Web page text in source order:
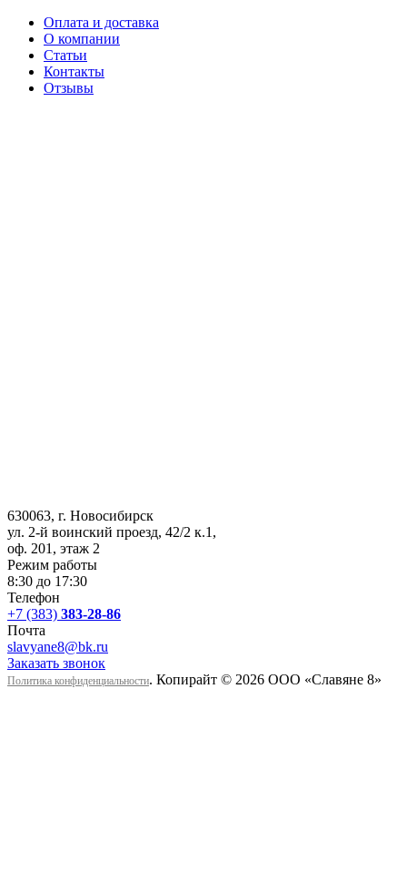
Оплата и доставка
О компании
Статьи
Контакты
Отзывы
630063, г. Новосибирск
ул. 2-й воинский проезд, 42/2 к.1 ,
оф. 201, этаж 2
Режим работы
8:30 до 17:30
Телефон
+7 (383) 383-28-86
Почта
slavyane8@bk.ru
Заказать звонок
Политика конфиденциальности. Копирайт © 2026 ООО «Cлавяне 8»